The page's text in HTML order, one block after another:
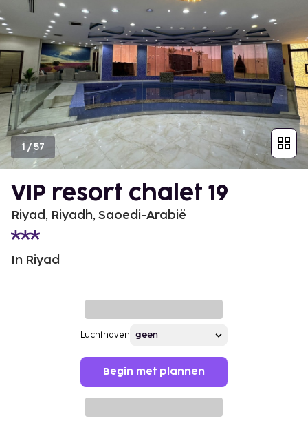
1 /57
VIP resort chalet 19
Riyad, Riyadh, Saoedi-Arabië
In Riyad
Luchthaven
Begin met plannen